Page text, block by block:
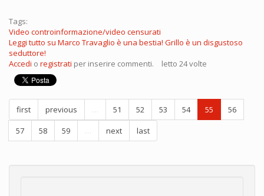
Tags:
Video controinformazione/video censurati
Leggi tutto su Marco Travaglio è una bestia! Grillo è un disgustoso
seduttore!
Accedi o registrati per inserire commenti. letto 24 volte
first previous … 51 52 53 54 55
56
57
58 59 … next last